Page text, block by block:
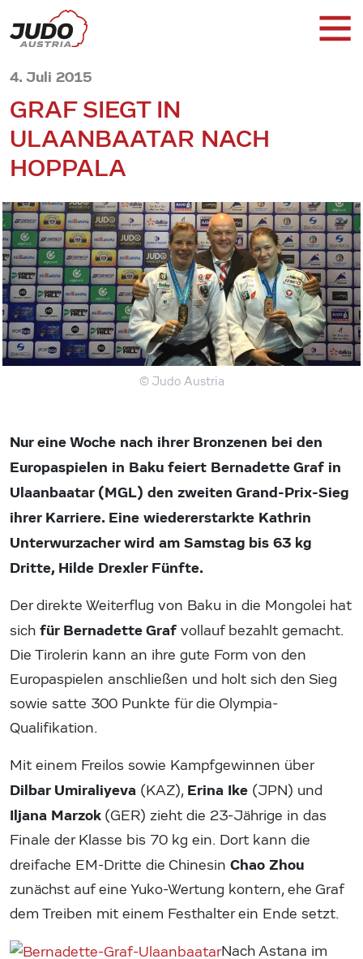
4. Juli 2015
GRAF SIEGT IN
ULAANBAATAR NACH
HOPPALA
© Judo Austria
Nur eine Woche nach ihrer Bronzenen bei den
Europaspielen in Baku feiert Bernadette Graf in
Ulaanbaatar (MGL) den zweiten Grand-Prix-Sieg
ihrer Karriere. Eine wiedererstarkte Kathrin
Unterwurzacher wird am Samstag bis 63 kg
Dritte, Hilde Drexler Fünfte.
Der direkte Weiterflug von Baku in die Mongolei hat
sich für Bernadette Graf vollauf bezahlt gemacht.
Die Tirolerin kann an ihre gute Form von den
Europaspielen anschließen und holt sich den Sieg
sowie satte 300 Punkte für die Olympia-
Qualifikation.
Mit einem Freilos sowie Kampfgewinnen über
Dilbar Umiraliyeva (KAZ), Erina Ike (JPN) und
Iljana Marzok (GER) zieht die 23-Jährige in das
Finale der Klasse bis 70 kg ein. Dort kann die
dreifache EM-Dritte die Chinesin Chao Zhou
zunächst auf eine Yuko-Wertung kontern, ehe Graf
dem Treiben mit einem Festhalter ein Ende setzt.
Nach Astana im